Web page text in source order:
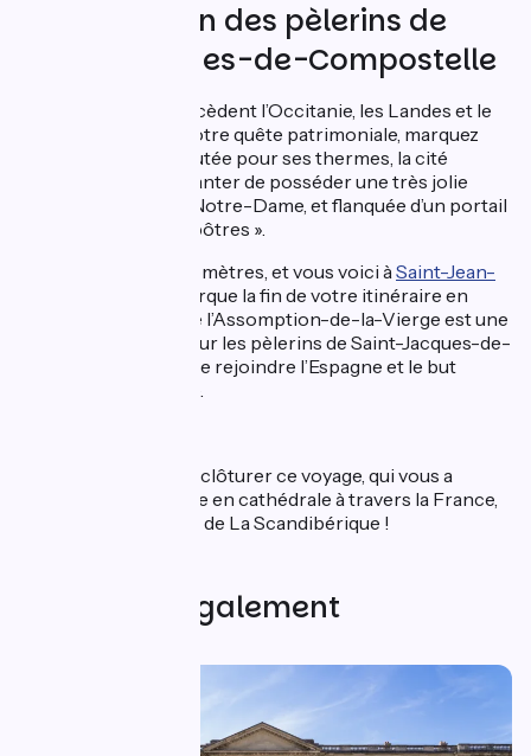
Sur le chemin des pèlerins de
Saint-Jacques-de-Compostelle
Au Val-de-Loire succèdent l’Occitanie, les Landes et le
pays Basque. Dans votre quête patrimoniale, marquez
Réputée pour ses thermes, la cité
Dacquoise peut se vanter de posséder une très jolie
cathédrale dédiée à Notre-Dame, et flanquée d’un portail
splendide dit « des apôtres ».
Encore quelques kilomètres, et vous voici àSaint-Jean-
qui marque la fin de votre itinéraire en
France. Son église de l’Assomption-de-la-Vierge est une
étape importante pour les pèlerins de Saint-Jacques-de-
Compostelle, avant de rejoindre l’Espagne et le but
ultime de leur voyage.
Une jolie manière de clôturer ce voyage, qui vous a
conduit de cathédrale en cathédrale à travers la France,
en suivant l’itinéraire de La Scandibérique !
Découvrez également